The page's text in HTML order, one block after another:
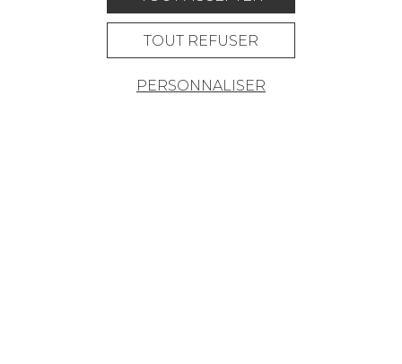
TOUT REFUSER
PERSONNALISER